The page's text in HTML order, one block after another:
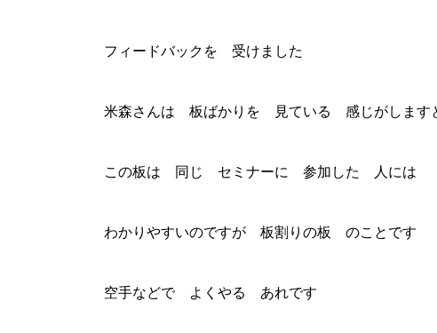
フィードバックを 受けました
米森さんは 板ばかりを 見ている 感じがします
この板は 同じ セミナーに 参加した 人には
わかりやすいのですが 板割りの板 のことです
空手などで よくやる あれです